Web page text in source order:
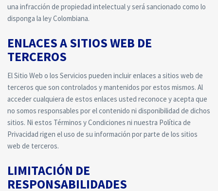
una infracción de propiedad intelectual y será sancionado como lo
disponga la ley Colombiana.
ENLACES A SITIOS WEB DE
TERCEROS
El Sitio Web o los Servicios pueden incluir enlaces a sitios web de
terceros que son controlados y mantenidos por estos mismos. Al
acceder cualquiera de estos enlaces usted reconoce y acepta que
no somos responsables por el contenido ni disponibilidad de dichos
sitios. Ni estos Términos y Condiciones ni nuestra Política de
Privacidad rigen el uso de su información por parte de los sitios
web de terceros.
LIMITACIÓN DE
RESPONSABILIDADES